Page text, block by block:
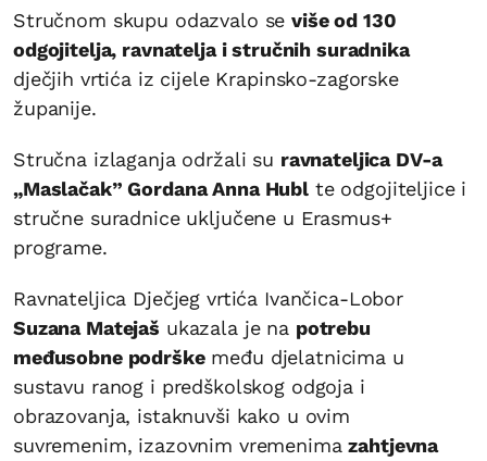
Stručnom skupu odazvalo seviše od 130
odgojitelja, ravnatelja i stručnih suradnika
dječjih vrtića iz cijele Krapinsko-zagorske
županije.
Stručna izlaganja održali su ravnateljica DV-a
„Maslačak” Gordana Anna Hublte odgojiteljice i
stručne suradnice uključene u Erasmus+
programe.
Ravnateljica Dječjeg vrtića Ivančica-Lobor
Suzana Matejaš ukazala je na potrebu
međusobne podrškemeđu djelatnicima u
sustavu ranog i predškolskog odgoja i
obrazovanja, istaknuvši kako u ovim
suvremenim, izazovnim vremenimazahtjevna